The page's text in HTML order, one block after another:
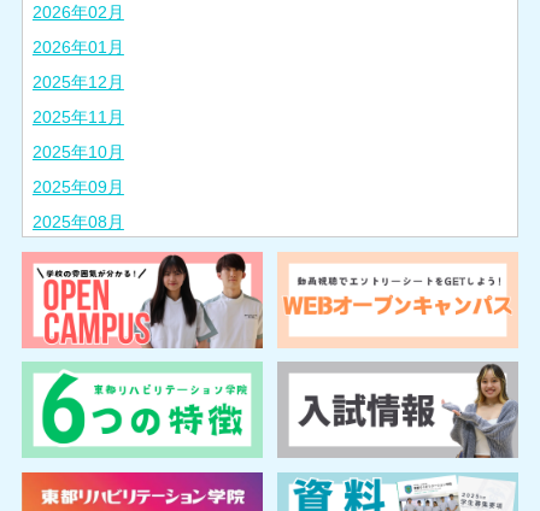
2026年02月
2026年01月
2025年12月
2025年11月
2025年10月
2025年09月
2025年08月
2025年07月
2025年06月
2025年05月
2025年04月
2025年03月
2025年02月
2024年08月